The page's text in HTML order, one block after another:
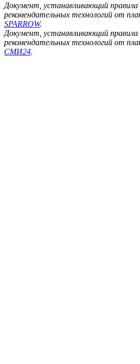
Документ, устанавливающий правила
рекомендательных технологий от
SPARROW.
Документ, устанавливающий правила
рекомендательных технологий от
СМИ24.